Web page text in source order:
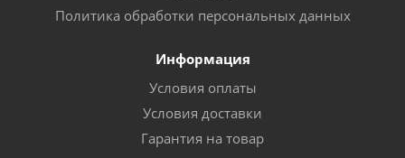
Политика обработки персональных данных
Информация
Условия оплаты
Условия доставки
Гарантия на товар